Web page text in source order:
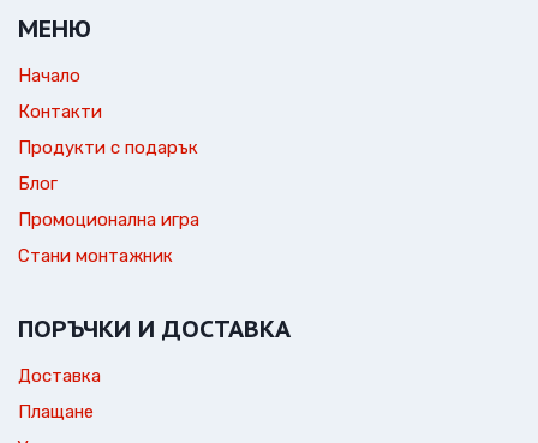
МЕНЮ
Начало
Контакти
Продукти с подарък
Блог
Промоционална игра
Стани монтажник
ПОРЪЧКИ И ДОСТАВКА
Доставка
Плащане